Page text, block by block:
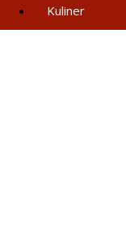
Kuliner